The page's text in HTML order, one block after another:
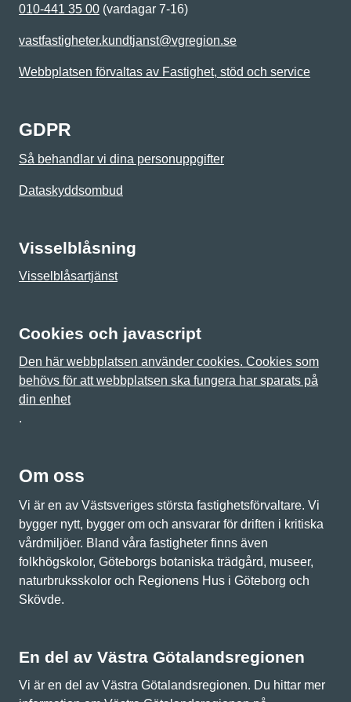
010-441 35 00 (vardagar 7-16)
vastfastigheter.kundtjanst@vgregion.se
Webbplatsen förvaltas av Fastighet, stöd och service
GDPR
Så behandlar vi dina personuppgifter
Dataskyddsombud
Visselblåsning
Visselblåsartjänst
Cookies och javascript
Den här webbplatsen använder cookies. Cookies som
behövs för att webbplatsen ska fungera har sparats på
din enhet
.
Om oss
Vi är en av Västsveriges största fastighetsförvaltare. Vi
bygger nytt, bygger om och ansvarar för driften i kritiska
vårdmiljöer. Bland våra fastigheter finns även
folkhögskolor, Göteborgs botaniska trädgård, museer,
naturbruksskolor och Regionens Hus i Göteborg och
Skövde.
En del av Västra Götalandsregionen
Vi är en del av Västra Götalandsregionen. Du hittar mer